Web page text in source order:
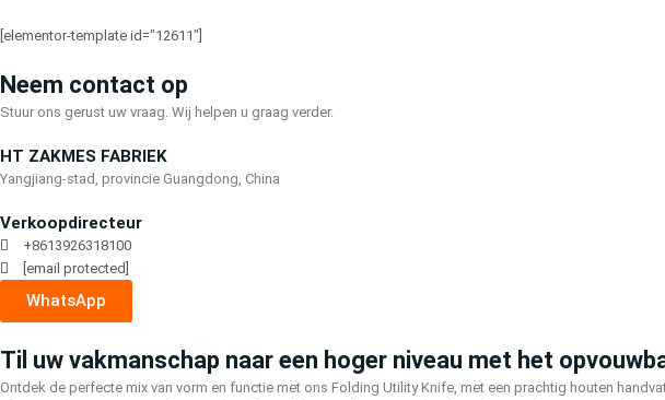
[elementor-template id="12611"]
Neem contact op
Stuur ons gerust uw vraag. Wij helpen u graag verder.
HT ZAKMES FABRIEK
Yangjiang-stad, provincie Guangdong, China
Verkoopdirecteur
+8613926318100
[email protected]
WhatsApp
Til uw vakmanschap naar een hoger niveau met het
Ontdek de perfecte mix van vorm en functie met ons Folding Utility Knife, met een prachtig houten